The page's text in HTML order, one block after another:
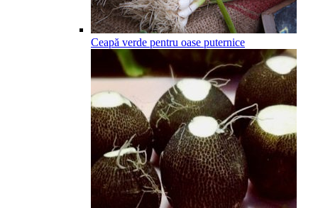
Ceapă verde pentru oase puternice